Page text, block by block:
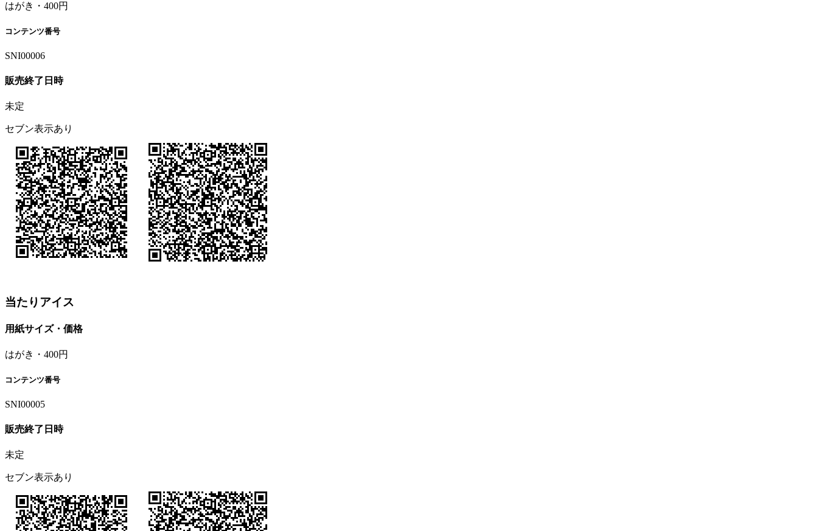
はがき・400円
コンテンツ番号
SNI00006
販売終了日時
未定
セブン表示あり
当たりアイス
用紙サイズ・価格
はがき・400円
コンテンツ番号
SNI00005
販売終了日時
未定
セブン表示あり